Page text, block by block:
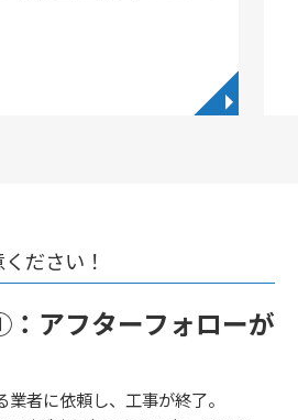
◥
ださい！
：アフターフォローが
者に依頼し、工事が終了。